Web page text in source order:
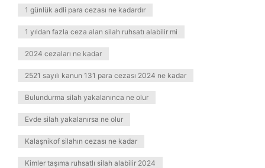
1 günlük adli para cezası ne kadardır
1 yıldan fazla ceza alan silah ruhsatı alabilir mi
2024 cezaları ne kadar
2521 sayılı kanun 131 para cezası 2024 ne kadar
Bulundurma silah yakalanınca ne olur
Evde silah yakalanırsa ne olur
Kalaşnikof silahın cezası ne kadar
Kimler taşıma ruhsatlı silah alabilir 2024